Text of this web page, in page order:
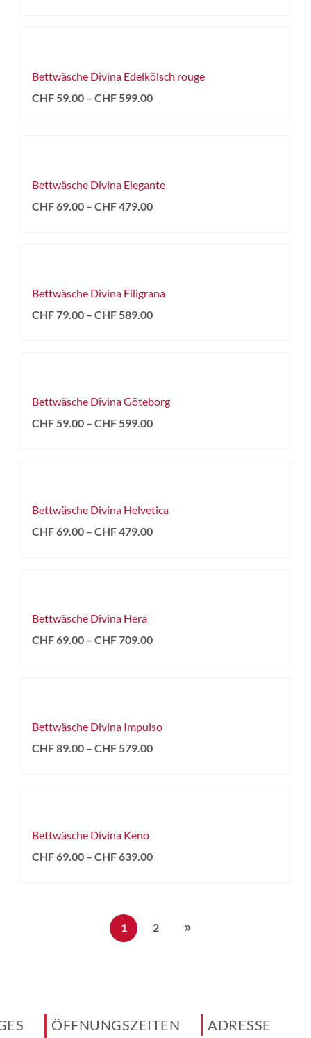
Bettwäsche Divina Edelkölsch rouge
CHF59.00 – CHF599.00
Bettwäsche Divina Elegante
CHF69.00 – CHF479.00
Bettwäsche Divina Filigrana
CHF79.00 – CHF589.00
Bettwäsche Divina Göteborg
CHF59.00 – CHF599.00
Bettwäsche Divina Helvetica
CHF69.00 – CHF479.00
Bettwäsche Divina Hera
CHF69.00 – CHF709.00
Bettwäsche Divina Impulso
CHF89.00 – CHF579.00
Bettwäsche Divina Keno
CHF69.00 – CHF639.00
1 2
ADRESSE
ÖFFNUNGSZEITEN